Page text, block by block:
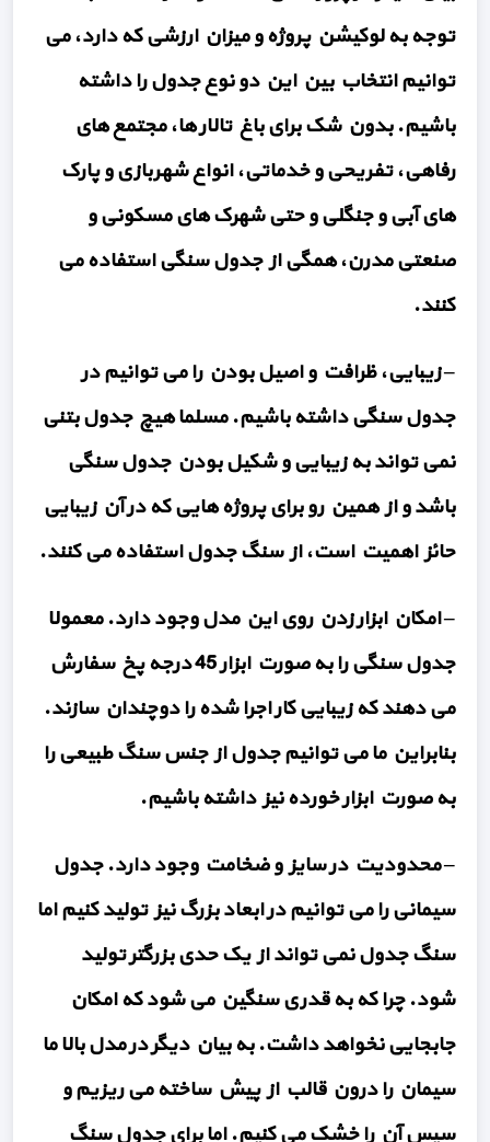
توجه به لوکیشن پروژه و میزان ارزشی که دارد، می
توانیم انتخاب بین این دو نوع جدول را داشته
باشیم. بدون شک برای باغ تالار ها، مجتمع های
رفاهی، تفریحی و خدماتی، انواع شهربازی و پارک
های آبی و جنگلی و حتی شهرک های مسکونی و
صنعتی مدرن، همگی از جدول سنگی استفاده می
کنند.
– زیبایی، ظرافت و اصیل بودن را می توانیم در
جدول سنگی داشته باشیم. مسلما هیچ جدول بتنی
نمی تواند به زیبایی و شکیل بودن جدول سنگی
باشد و از همین رو برای پروژه هایی که در آن زیبایی
حائز اهمیت است، از سنگ جدول استفاده می کنند.
– امکان ابزار زدن روی این مدل وجود دارد. معمولا
جدول سنگی را به صورت ابزار 45 درجه پخ سفارش
می دهند که زیبایی کار اجرا شده را دوچندان سازند.
بنابراین ما می توانیم جدول از جنس سنگ طبیعی را
به صورت ابزار خورده نیز داشته باشیم.
– محدودیت در سایز و ضخامت وجود دارد. جدول
سیمانی را می توانیم در ابعاد بزرگ نیز تولید کنیم اما
سنگ جدول نمی تواند از یک حدی بزرگتر تولید
شود. چرا که به قدری سنگین می شود که امکان
جابجایی نخواهد داشت. به بیان دیگر در مدل بالا ما
سیمان را درون قالب از پیش ساخته می ریزیم و
سپس آن را خشک می کنیم. اما برای جدول سنگ